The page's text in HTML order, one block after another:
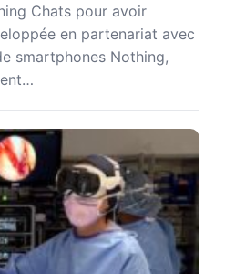
Chats pour avoir
en partenariat avec
smartphones Nothing,